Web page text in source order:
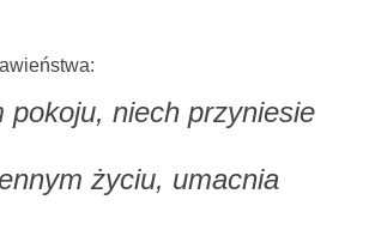
pokoju, niech przyniesie
życiu, umacnia